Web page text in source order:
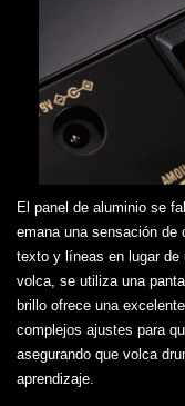
El panel de aluminio se
emana una sensación de
texto y líneas en lugar de
volca, se utiliza una
brillo ofrece una
complejos ajustes para
asegurando que volca
aprendizaje.